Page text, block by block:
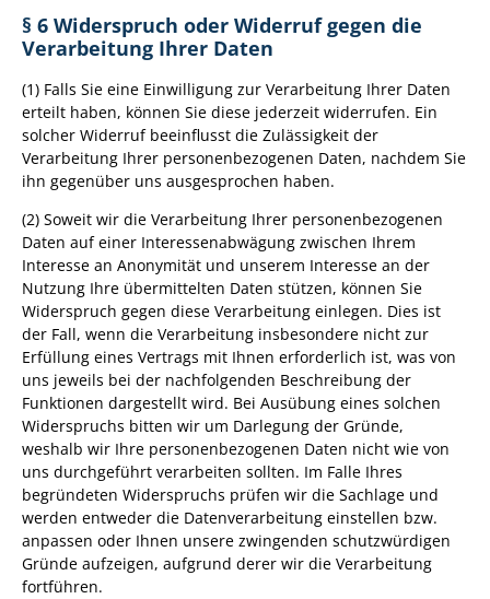
§ 6 Widerspruch oder Widerruf gegen die
Verarbeitung Ihrer Daten
(1) Falls Sie eine Einwilligung zur Verarbeitung Ihrer Daten
erteilt haben, können Sie diese jederzeit widerrufen. Ein
solcher Widerruf beeinflusst die Zulässigkeit der
Verarbeitung Ihrer personenbezogenen Daten, nachdem Sie
ihn gegenüber uns ausgesprochen haben.
(2) Soweit wir die Verarbeitung Ihrer personenbezogenen
Daten auf einer Interessenabwägung zwischen Ihrem
Interesse an Anonymität und unserem Interesse an der
Nutzung Ihre übermittelten Daten stützen, können Sie
Widerspruch gegen diese Verarbeitung einlegen. Dies ist
der Fall, wenn die Verarbeitung insbesondere nicht zur
Erfüllung eines Vertrags mit Ihnen erforderlich ist, was von
uns jeweils bei der nachfolgenden Beschreibung der
Funktionen dargestellt wird. Bei Ausübung eines solchen
Widerspruchs bitten wir um Darlegung der Gründe,
weshalb wir Ihre personenbezogenen Daten nicht wie von
uns durchgeführt verarbeiten sollten. Im Falle Ihres
begründeten Widerspruchs prüfen wir die Sachlage und
werden entweder die Datenverarbeitung einstellen bzw.
anpassen oder Ihnen unsere zwingenden schutzwürdigen
Gründe aufzeigen, aufgrund derer wir die Verarbeitung
fortführen.